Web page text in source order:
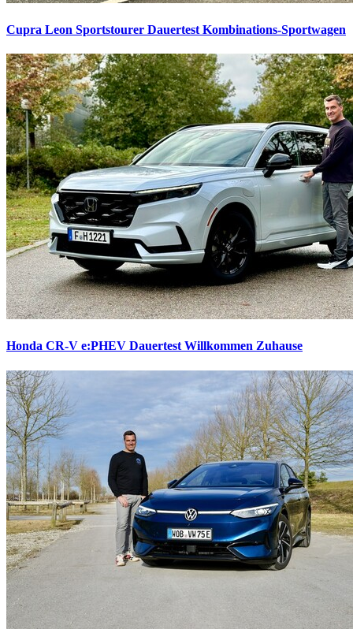
Cupra Leon Sportstourer Dauertest Kombinations-Sportwagen
Honda CR-V e:PHEV Dauertest Willkommen Zuhause